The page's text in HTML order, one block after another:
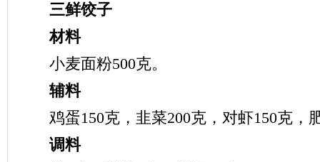
三鲜饺子
材料
小麦面粉500克。
辅料
鸡蛋150克，韭菜200克，对虾150克，
调料